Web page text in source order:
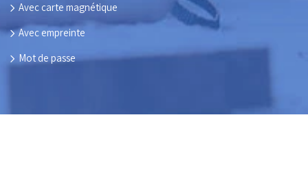
Avec carte magnétique
Avec empreinte
Mot de passe